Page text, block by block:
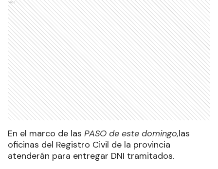
Ads
En el marco de las PASO de este domingo,las
oficinas del Registro Civil de la provincia
atenderán para entregar DNI tramitados.